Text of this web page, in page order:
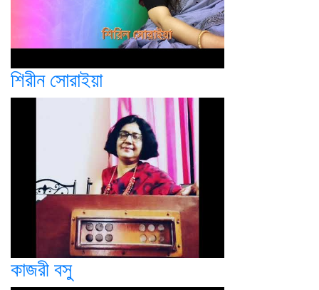
শিরীন সোরাইয়া
কাজরী বসু